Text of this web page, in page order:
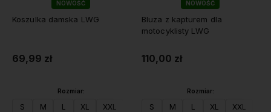
NOWOŚĆ
Koszulka damska LWG
69,99 zł
Rozmiar:
S M L XL XXL
NOWOŚĆ
Bluza z kapturem dla
motocyklisty LWG
110,00 zł
Rozmiar:
S M L XL XXL